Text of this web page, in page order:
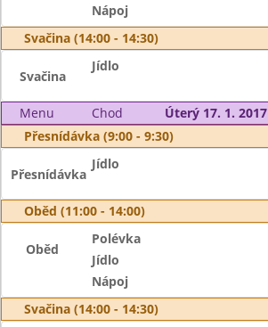
Nápoj
Svačina (14:00 - 14:30)
Svačina
Jídlo
Menu Chod
Úterý 17. 1. 2017
Přesnídávka (9:00 - 9:30)
Přesnídávka
Jídlo
Oběd (11:00 - 14:00)
Oběd
Polévka
Jídlo
Nápoj
Svačina (14:00 - 14:30)